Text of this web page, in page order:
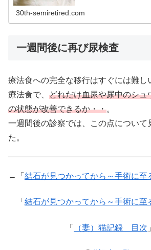
30th-semiretired.com
一週間後に再び尿検査
療法食への完全な移行はすぐには難し
療法食で、 どれだけ血尿や尿中のシュ
の状態が改善できるか・・。
一週間後の診察では、この点について
た。
←「 結石が見つかってから～手術に
「 結石が見つかってから～手術に
「 （妻）猫記録 目次